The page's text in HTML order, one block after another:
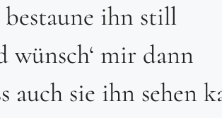
ihn still
wünsch‘ mir dann
auch sie ihn sehen